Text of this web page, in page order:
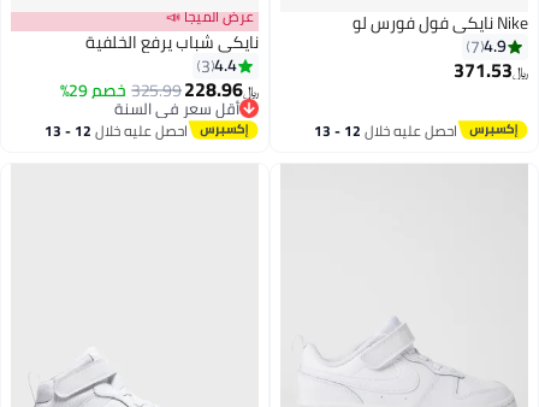
Nike نايكي فول فورس لو
4.9
7
﷼‏371.53
احصل عليه خلال 12 - 13
3
عرض الميجا 📣
نايكي شباب يرفع الخلفية
4.4
3
﷼‏228.96
325.99خصم 29%
أقل سعر في السنة
أقل سعر في السنة
احصل عليه خلال 12 - 13